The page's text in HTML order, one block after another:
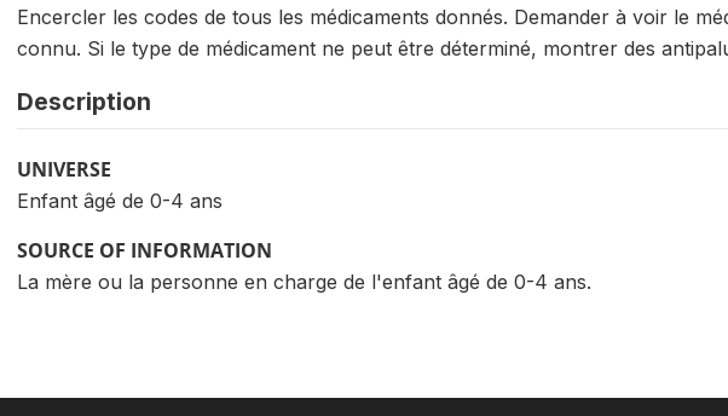
Encercler les codes de tous les médicaments donnés. Demander à voir le
connu. Si le type de médicament ne peut être déterminé, montrer des
Description
UNIVERSE
Enfant âgé de 0-4 ans
SOURCE OF INFORMATION
La mère ou la personne en charge de l'enfant âgé de 0-4 ans.